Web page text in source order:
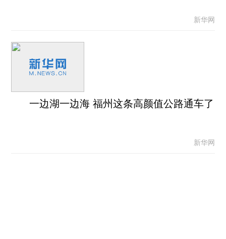
新华网
一边湖一边海 福州这条高颜值公路通车了
新华网